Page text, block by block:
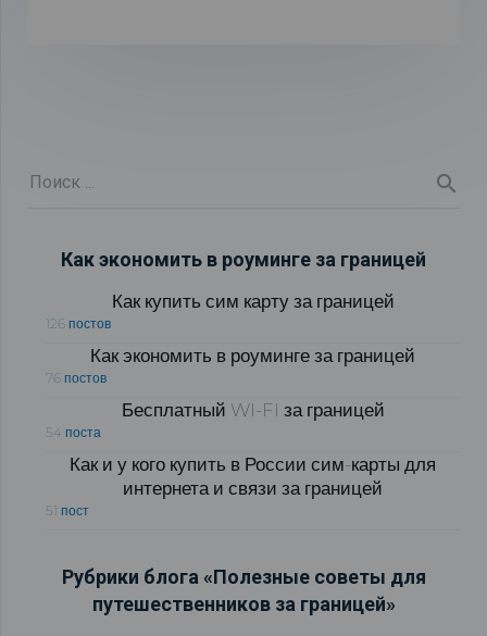
Как экономить в роуминге за границей
Как купить сим карту за границей
126 постов
Как экономить в роуминге за границей
76 постов
Бесплатный WI-FI за границей
54 поста
Как и у кого купить в России сим-карты для
интернета и связи за границей
51 пост
Рубрики блога «Полезные советы для
путешественников за границей»